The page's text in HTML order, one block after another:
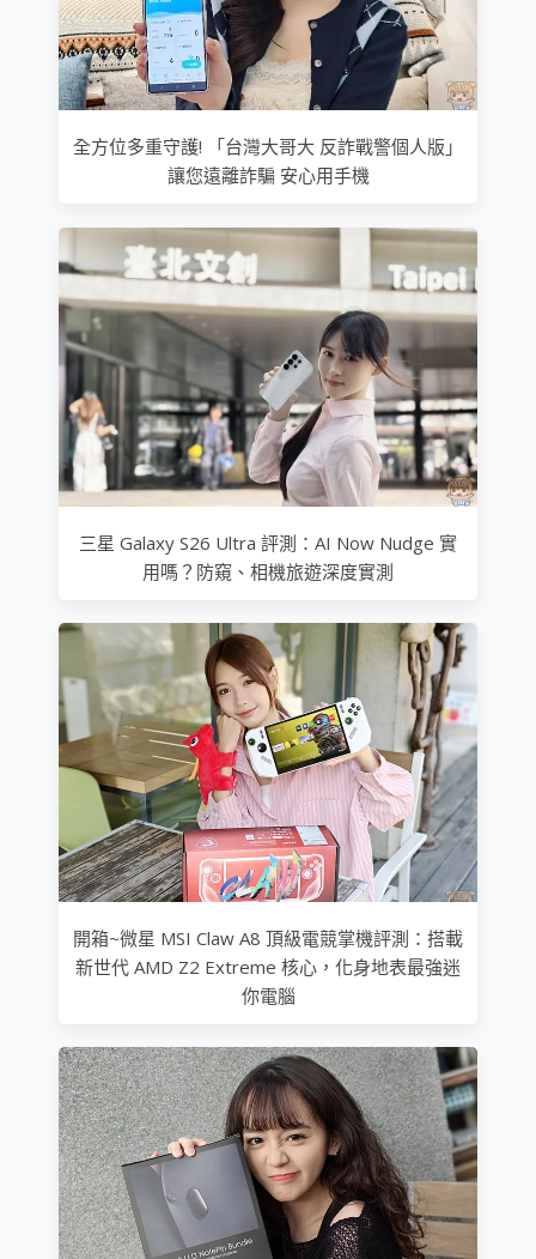
全方位多重守護! 「台灣大哥大 反詐戰警個人版」
讓您遠離詐騙 安心用手機
三星 Galaxy S26 Ultra 評測：AI Now Nudge 實
用嗎？防窺、相機旅遊深度實測
開箱~微星 MSI Claw A8 頂級電競掌機評測：搭載
新世代 AMD Z2 Extreme 核心，化身地表最強迷
你電腦